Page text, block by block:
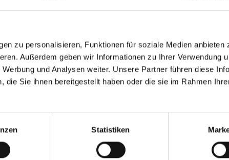
zu personalisieren, Funktionen für soziale Medien anbieten
Außerdem geben wir Informationen zu Ihrer Verwendung
und Analysen weiter. Unsere Partner führen diese
die Sie ihnen bereitgestellt haben oder die sie im Rahmen
Statistiken
26" Zoll (ETRTO 40→62-559). Besonders geeignet für MTB. Hält
die sich millionenfach bewährt hat.